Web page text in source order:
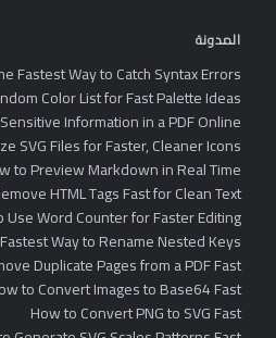
المدونة
Fastest Way to Catch Syntax Errors
Color List for Fast Palette Ideas
Information in a PDF Online
SVG Files for Faster, Cleaner Icons
to Preview Markdown in Real Time
HTML Tags Fast for Clean Text
Use Word Counter for Faster Editing
Way to Rename Nested Keys
Duplicate Pages from a PDF Fast
to Convert Images to Base64 Fast
How to Convert PNG to SVG Fast